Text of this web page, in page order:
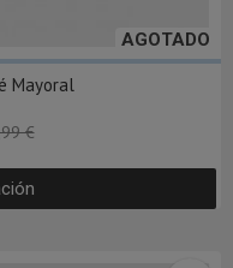
AGOTADO
Mayoral
€